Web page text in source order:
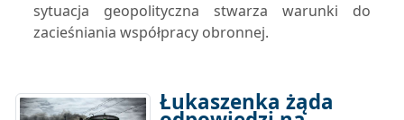
sytuacja geopolityczna stwarza warunki do
zacieśniania współpracy obronnej.
Łukaszenka żąda